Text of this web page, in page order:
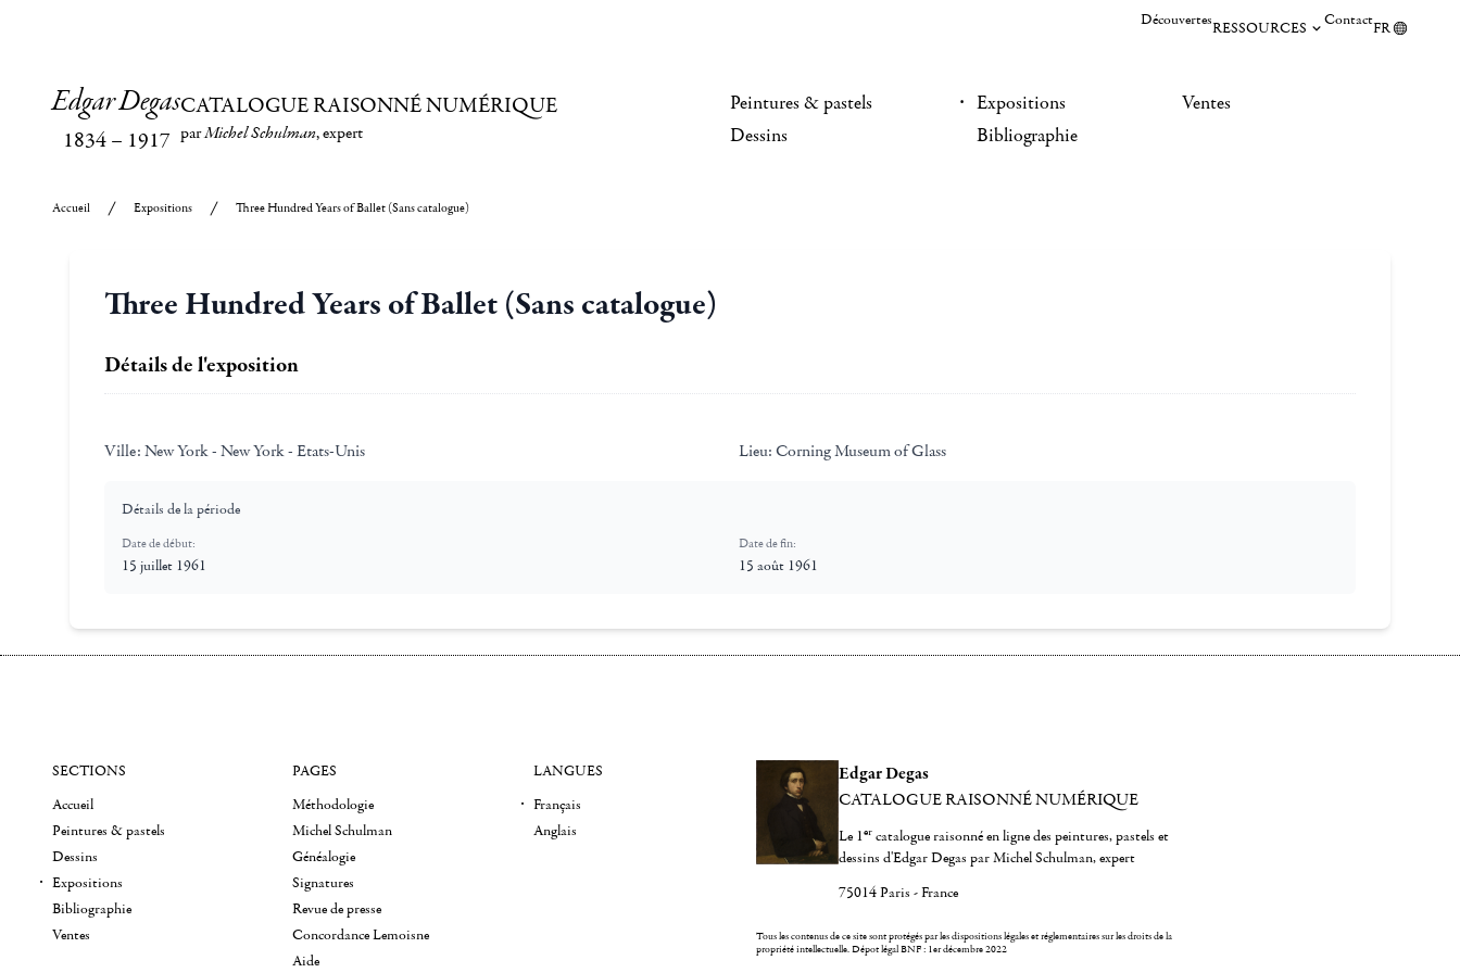
DécouvertesRESSOURCES ContactFR
Edgar Degas
1834– 1917
CATALOGUE RAISONNÉ NUMÉRIQUE
parMichel Schulman, expert
Peintures & pastels
Dessins
Expositions
Bibliographie
Ventes
Accueil Expositions Three Hundred Years of Ballet (Sans catalogue)
Three Hundred Years of Ballet (Sans catalogue)
Détails de l'exposition
Ville: New York - New York - Etats-Unis Lieu: Corning Museum of Glass
Détails de la période
Date de début:
15 juillet 1961
Date de fin:
15 août 1961
Edgar Degas
CATALOGUE RAISONNÉ NUMÉRIQUE
Le 1er catalogue raisonné en ligne des peintures, pastels et
dessins d'Edgar Degas par Michel Schulman, expert
75014 Paris - France
Tous les contenus de ce site sont protégés par les dispositions légales et réglementaires sur les droits de la
propriété intellectuelle.Dépot légal BNF : 1er décembre 2022
SECTIONS
Accueil
Peintures & pastels
Dessins
Expositions
Bibliographie
Ventes
PAGES
Méthodologie
Michel Schulman
Généalogie
Signatures
Revue de presse
Concordance Lemoisne
Aide
LANGUES
Français
Anglais